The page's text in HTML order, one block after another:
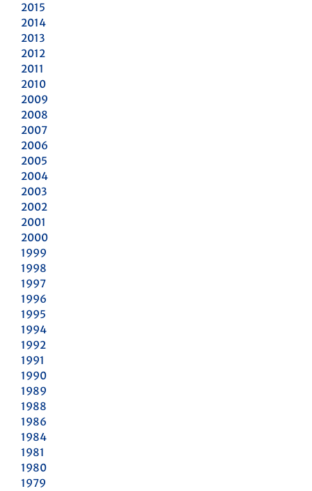
2015
2014
2013
2012
2011
2010
2009
2008
2007
2006
2005
2004
2003
2002
2001
2000
1999
1998
1997
1996
1995
1994
1992
1991
1990
1989
1988
1986
1984
1981
1980
1979